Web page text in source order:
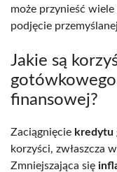
może przynieść
podjęcie
Jakie są
finansowej?
Zaciągnięcie kredytu
korzyści, zwłaszcza
Zmniejszająca się